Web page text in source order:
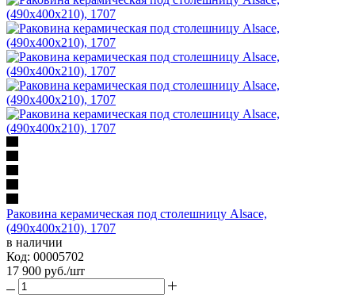
Раковина керамическая под столешницу Alsace,
(490х400х210), 1707
в наличии
Код: 00005702
17 900 руб./шт